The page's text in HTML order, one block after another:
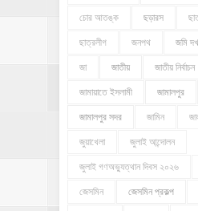
চোর আতঙ্ক ছড়ারস
ছাত্রলীগ জনপথ জমি
জা জাতীয় জাতীয় নির্বাচন
জামায়াতে ইসলামী জামালপুর
জামালপুর সদর জামিন
জুয়াখেলা জুলাই আন্দোলন
জুলাই গণঅভ্যুত্থান দিবস ২০২৬
জেসমিন জেসমিন প্রকল্প